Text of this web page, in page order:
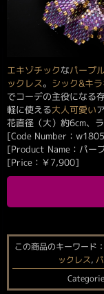
エキゾチックなパープ
ックレス。 シック&キ
でコーデの主役になる
軽に使える大人可愛い
花直径（大）約6cm、
[Code Number：
[Product Name：パー
[Price： ￥7,900]
この商品のキーワード：
ックレス,